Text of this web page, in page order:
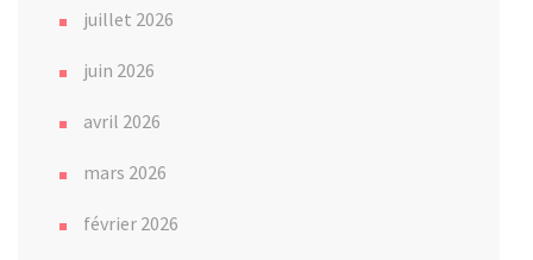
juillet 2026
juin 2026
avril 2026
mars 2026
février 2026